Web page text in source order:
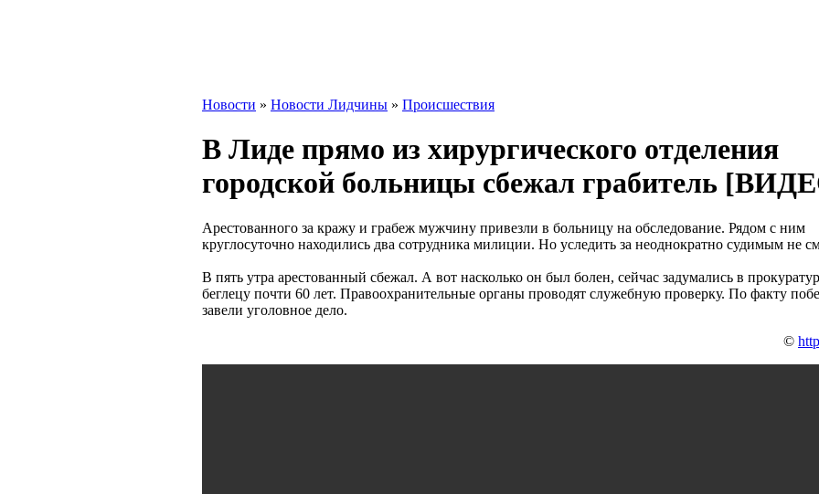
Новости » Новости Лидчины » Происшествия
В Лиде прямо из хирургического отделения
городской больницы сбежал грабитель
Арестованного за кражу и грабеж мужчину привезли в больницу на обследование. Рядом с ним
круглосуточно находились два сотрудника милиции. Но уследить за неоднократно судимым не
В пять утра арестованный сбежал. А вот насколько он был болен, сейчас задумались в
беглецу почти 60 лет. Правоохранительные органы проводят служебную проверку. По факту
завели уголовное дело.
©